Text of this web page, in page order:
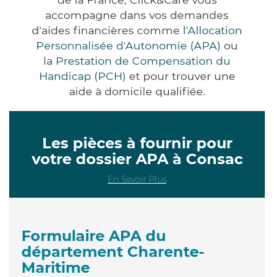
accompagne dans vos demandes
d'aides financières comme l'Allocation
Personnalisée d'Autonomie (APA) ou
la Prestation de Compensation du
Handicap (PCH) et pour trouver une
aide à domicile qualifiée.
Les pièces à fournir pour
votre dossier APA à Consac
En Savoir Plus
Formulaire APA du
département Charente-
Maritime